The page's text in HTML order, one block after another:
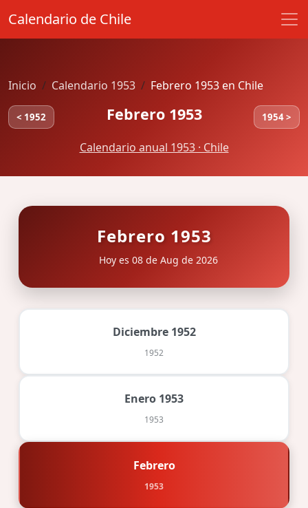
Calendario de Chile
Inicio Calendario 1953 Febrero 1953 en Chile
< 1952 Febrero 1953 1954 >
Calendario anual 1953 · Chile
Febrero 1953
Hoy es 08 de Aug de 2026
Diciembre 1952
1952
Enero 1953
1953
Febrero
1953